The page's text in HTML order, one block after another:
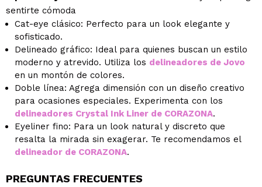
sentirte cómoda
Cat-eye clásico: Perfecto para un look elegante y
sofisticado.
Delineado gráfico: Ideal para quienes buscan un estilo
moderno y atrevido. Utiliza los delineadores de Jovo
en un montón de colores.
Doble línea: Agrega dimensión con un diseño creativo
para ocasiones especiales. Experimenta con los
delineadores Crystal Ink Liner de CORAZONA.
Eyeliner fino: Para un look natural y discreto que
resalta la mirada sin exagerar. Te recomendamos el
delineador de CORAZONA.
PREGUNTAS FRECUENTES